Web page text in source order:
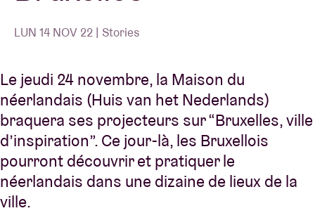
LUN 14 NOV 22 | Stories
Le jeudi 24 novembre, la Maison du
néerlandais (Huis van het Nederlands)
braquera ses projecteurs sur “Bruxelles, ville
d’inspiration”. Ce jour-là, les Bruxellois
pourront découvrir et pratiquer le
néerlandais dans une dizaine de lieux de la
ville.